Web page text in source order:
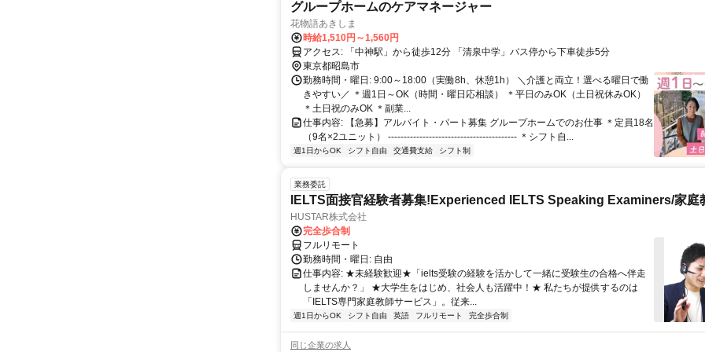
グループホームのケアマネージャー
花物語あきしま
時給1,510円～1,560円
アクセス: 「中神駅」から徒歩12分 「清泉中学」バス停から下車徒歩5分
東京都昭島市
勤務時間・曜日: 9:00～18:00（実働8h、休憩1h） ＼介護と両立！選べる曜日で働
きやすい／ ＊週1日～OK（時間・曜日応相談） ＊平日のみOK（土日祝休みOK）
＊土日祝のみOK ＊副業...
仕事内容: 【急募】アルバイト・パート募集 グループホームでのお仕事 ＊定員18名
（9名×2ユニット） ----------------------------------------- ＊シフト自...
週1日からOK シフト自由 交通費支給 シフト制
業務委託
IELTS面接官経験者募集!Experienced IELTS Speaking Examiners/家庭
HUSTAR株式会社
完全歩合制
フルリモート
勤務時間・曜日: 自由
仕事内容: ★未経験歓迎★「ielts受験の経験を活かして一緒に受験生の合格へ伴走
しませんか？」 ★大学生をはじめ、社会人も活躍中！★ 私たちが提供するのは
「IELTS専門家庭教師サービス」。従来...
週1日からOK シフト自由 英語 フルリモート 完全歩合制
同じ企業の求人